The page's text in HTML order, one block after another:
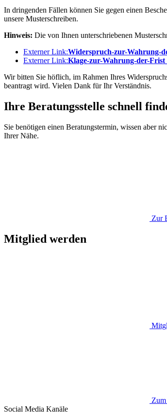
In dringenden Fällen können Sie gegen einen
unsere Musterschreiben.
Hinweis: Die von Ihnen unterschriebenen
Externer Link:Widerspruch-zur-Wahrung-
Externer Link:Klage-zur-Wahrung-der-
Wir bitten Sie höflich, im Rahmen Ihres
beantragt wird. Vielen Dank für Ihr Verständnis.
Ihre Beratungsstelle schnell
Sie benötigen einen Beratungstermin, wissen aber
Ihrer Nähe.
Zur
Mitglied werden
Social Media Kanäle